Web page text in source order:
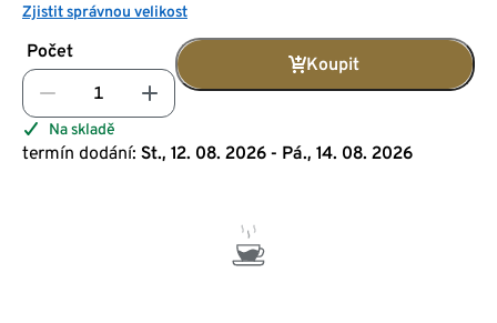
Zjistit správnou velikost
Počet
Koupit
Na skladě
termín dodání: St., 12. 08. 2026 - Pá., 14. 08. 2026